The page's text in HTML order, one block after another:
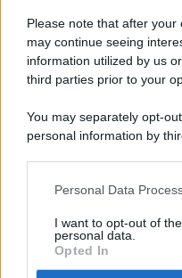
Please note that after
may continue seeing
information utilized by us
third parties prior to your
You may separately opt-
personal information by
This information may also
disclose it to other third
Personal Data
I want to opt-out of
personal data.
Opted In
ISCRIZIONE AL ROC
(ASSOCIAZIONE